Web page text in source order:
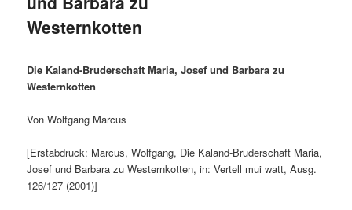
Westernkotten
Die Kaland-Bruderschaft Maria, Josef und Barbara zu
Westernkotten
Von Wolfgang Marcus
[Erstabdruck: Marcus, Wolfgang, Die Kaland-Bruderschaft Maria,
Josef und Barbara zu Westernkotten, in: Vertell mui watt, Ausg.
126/127 (2001)]